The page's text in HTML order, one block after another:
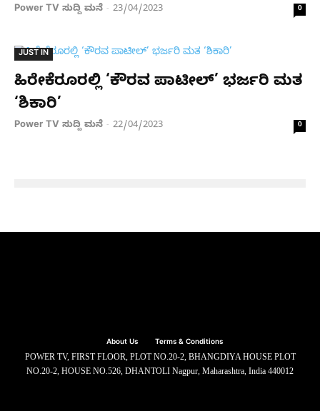
Power TV ಸುದ್ದಿ ಮನೆ - 23/04/2023 0
JUST IN
ಹಿರೇಕೆರೂರಲ್ಲಿ ‘ಕೌರವ ಪಾಟೀಲ್’ ಭರ್ಜರಿ ಮತ
‘ಶಿಕಾರಿ’
Power TV ಸುದ್ದಿ ಮನೆ - 22/04/2023 0
About Us Terms & Conditions
POWER TV, FIRST FLOOR, PLOT NO.20-2, BHANGDIYA HOUSE PLOT
NO.20-2, HOUSE NO.526, DHANTOLI Nagpur, Maharashtra, India 440012